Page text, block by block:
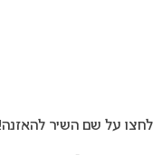
לחצו על שם השיר להאזנה!